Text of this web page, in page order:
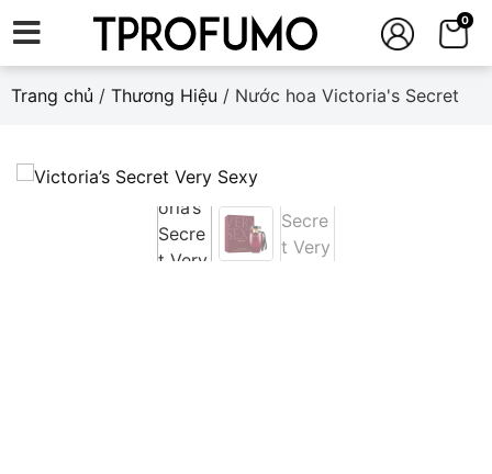
0
Trang chủ / Thương Hiệu / Nước hoa Victoria's Secret